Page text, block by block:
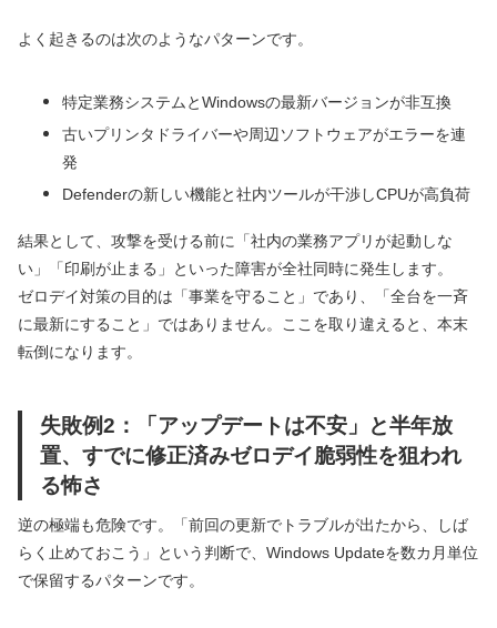
よく起きるのは次のようなパターンです。
特定業務システムとWindowsの最新バージョンが非互換
古いプリンタドライバーや周辺ソフトウェアがエラーを連
発
Defenderの新しい機能と社内ツールが干渉しCPUが高負荷
結果として、攻撃を受ける前に「社内の業務アプリが起動しな
い」「印刷が止まる」といった障害が全社同時に発生します。
ゼロデイ対策の目的は「事業を守ること」であり、「全台を一斉
に最新にすること」ではありません。ここを取り違えると、本末
転倒になります。
失敗例2：「アップデートは不安」と半年放
置、すでに修正済みゼロデイ脆弱性を狙われ
る怖さ
逆の極端も危険です。「前回の更新でトラブルが出たから、しば
らく止めておこう」という判断で、Windows Updateを数カ月単位
で保留するパターンです。